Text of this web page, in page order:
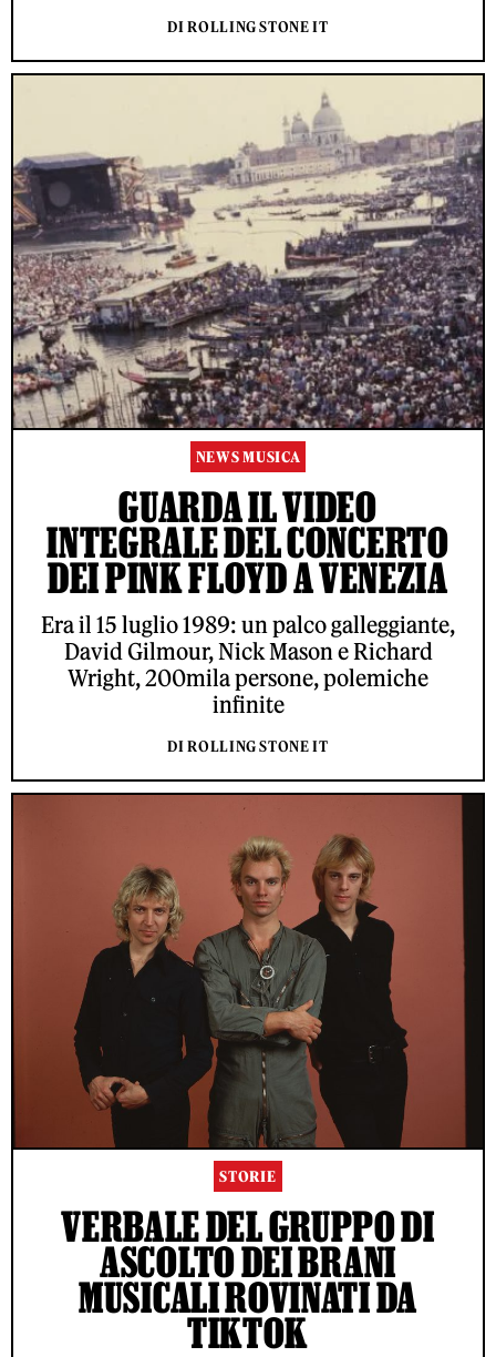
DI ROLLING STONE IT
NEWS MUSICA
GUARDA IL VIDEO
INTEGRALE DEL CONCERTO
DEI PINK FLOYD A VENEZIA
Era il 15 luglio 1989: un palco galleggiante,
David Gilmour, Nick Mason e Richard
Wright, 200mila persone, polemiche
infinite
DI ROLLING STONE IT
STORIE
VERBALE DEL GRUPPO DI
ASCOLTO DEI BRANI
MUSICALI ROVINATI DA
TIKTOK